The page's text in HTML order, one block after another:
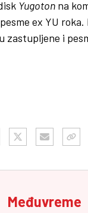
Yugoton na
ex YU roka.
zastupljene i
Međuvreme